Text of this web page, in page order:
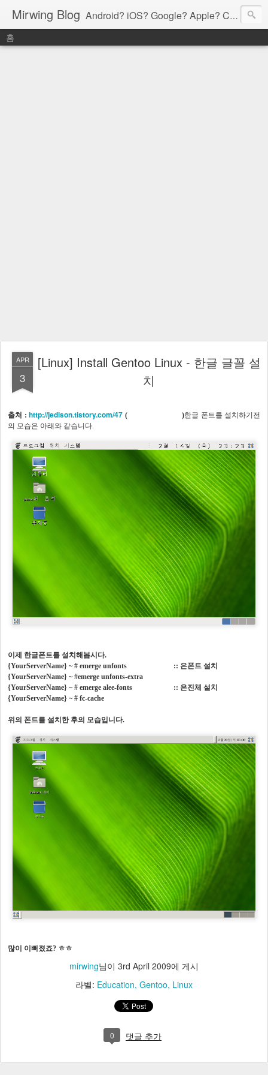
Mirwing Blog Android? iOS? Google? Apple? C? Java? Go? Python? Etc....ioi
홈
APR
3
[Linux] Install Gentoo Linux - 한글 글꼴 설
치
출처 : http://jedison.tistory.com/47 (Jedison's Note )한글 폰트를 설치하기전
의 모습은 아래와 같습니다.
이제 한글폰트를 설치해봅시다.
{YourServerName} ~ # emerge unfonts :: 은폰트 설치
{YourServerName} ~ #emerge unfonts-extra
{YourServerName} ~ # emerge alee-fonts :: 은진체 설치
{YourServerName} ~ # fc-cache
위의 폰트를 설치한 후의 모습입니다.
많이 이뻐졌죠? ㅎㅎ
mirwing님이 3rd April 2009에 게시
라벨: Education Gentoo Linux
0 댓글 추가